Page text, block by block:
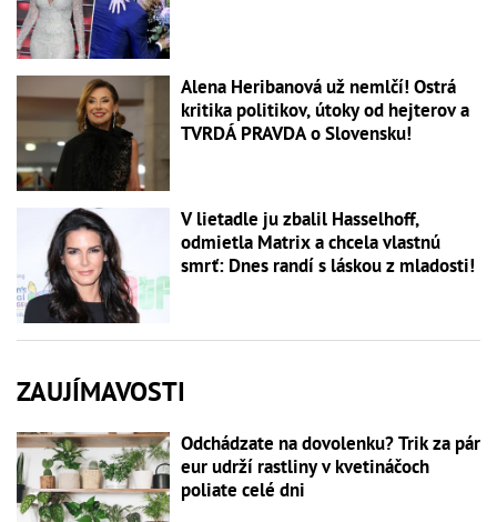
Alena Heribanová už nemlčí! Ostrá
kritika politikov, útoky od hejterov a
TVRDÁ PRAVDA o Slovensku!
V lietadle ju zbalil Hasselhoff,
odmietla Matrix a chcela vlastnú
smrť: Dnes randí s láskou z mladosti!
ZAUJÍMAVOSTI
Odchádzate na dovolenku? Trik za pár
eur udrží rastliny v kvetináčoch
poliate celé dni